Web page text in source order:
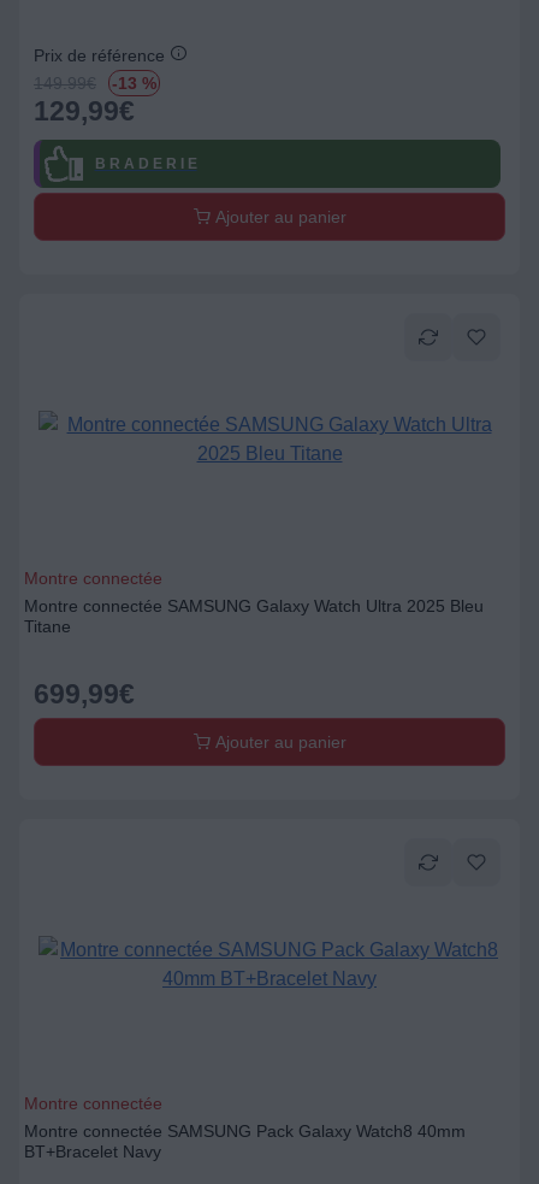
Prix de référence
149.99€ -13 %
129,99€
B R A D E R I E
Ajouter au panier
Montre connectée
Montre connectée SAMSUNG Galaxy Watch Ultra 2025 Bleu
Titane
699,99€
Ajouter au panier
Montre connectée
Montre connectée SAMSUNG Pack Galaxy Watch8 40mm
BT+Bracelet Navy